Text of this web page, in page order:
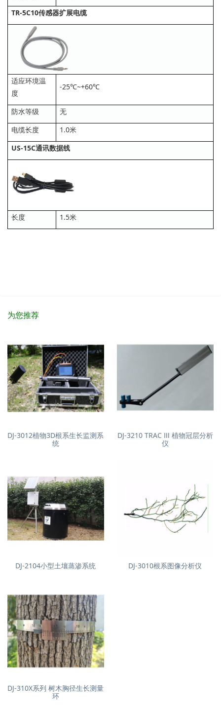
TR-5C10传感器扩展电缆
适应环境温
度
-25℃~+60℃
防水等级
无
电缆长度
1.0米
US-15C通讯数据线
长度 1.5米
为您推荐
DJ-3012植物3D根系生长监测系
统
DJ-3210 TRAC Ⅲ 植物冠层分析
仪
DJ-2104小型土壤蒸渗系统 DJ-3010根系图像分析仪
DJ-310X系列 树木胸径生长测量
环